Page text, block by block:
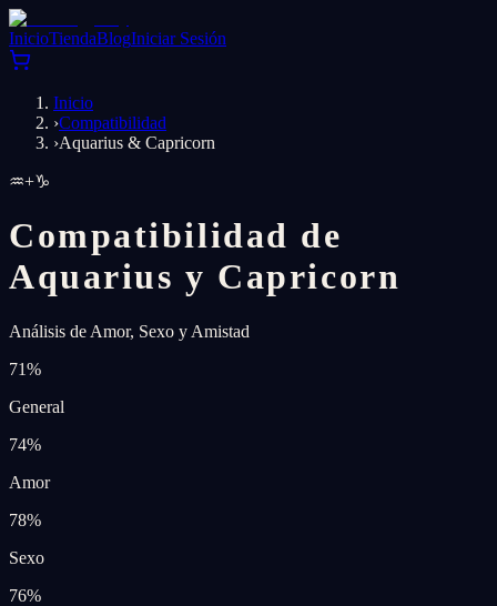
InicioTiendaBlogIniciar Sesión
Inicio
›Compatibilidad
›Aquarius & Capricorn
♒+♑
Compatibilidad de
Aquarius y Capricorn
Análisis de Amor, Sexo y Amistad
71%
General
74%
Amor
78%
Sexo
76%